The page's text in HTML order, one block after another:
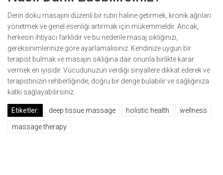
Derin doku masajını düzenli bir rutin haline getirmek, kronik ağrıları
yönetmek ve genel esenliği artırmak için mükemmeldir. Ancak,
herkesin ihtiyacı farklıdır ve bu nedenle masaj sıklığınızı,
gereksinimlerinize göre ayarlamalısınız. Kendinize uygun bir
terapist bulmak ve masajın sıklığına dair onunla birlikte karar
vermek en iyisidir. Vücudunuzun verdiği sinyallere dikkat ederek ve
terapistinizin rehberliğinde, doğru bir denge bulabilir ve sağlığınıza
katkı sağlayabilirsiniz.
Etiketler: deep tissue massage holistic health wellness
massage therapy